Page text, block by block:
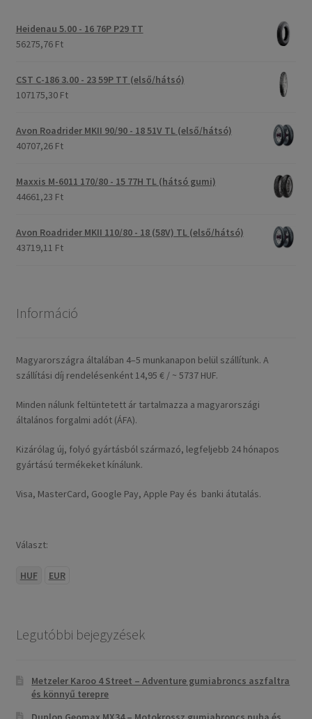
Heidenau 5.00 - 16 76P P29 TT
56275,76 Ft
CST C-186 3.00 - 23 59P TT (első/hátsó)
107175,30 Ft
Avon Roadrider MKII 90/90 - 18 51V TL (első/hátsó)
40707,26 Ft
Maxxis M-6011 170/80 - 15 77H TL (hátsó gumi)
44661,23 Ft
Avon Roadrider MKII 110/80 - 18 (58V) TL (első/hátsó)
43719,11 Ft
Információ
Magyarországra általában 4–5 munkanapon belül szállítunk. A
szállítási díj rendelésenként 14,95 € / ~ 5737 HUF.
Minden nálunk feltüntetett ár tartalmazza a magyarországi
általános forgalmi adót (ÁFA).
Kizárólag új, folyó gyártásból származó, legfeljebb 24 hónapos
gyártású termékeket kínálunk.
Visa, MasterCard, Google Pay, Apple Pay és banki átutalás.
Választ:
HUF EUR
Legutóbbi bejegyzések
Metzeler Karoo 4 Street – Adventure gumiabroncs aszfaltra
és könnyű terepre